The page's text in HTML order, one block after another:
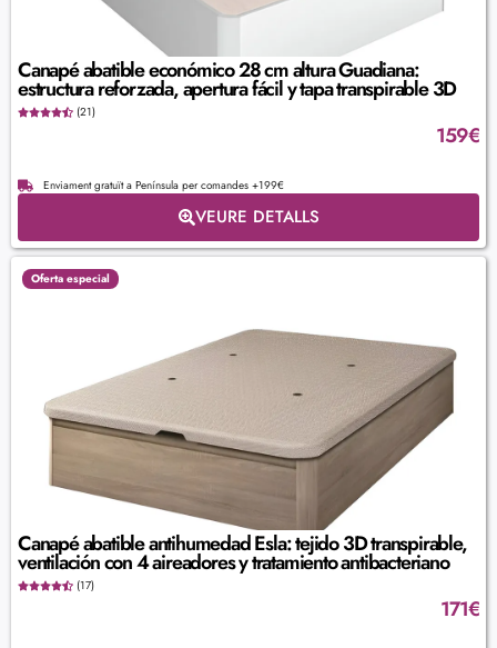
Canapé abatible económico 28 cm altura Guadiana:
estructura reforzada, apertura fácil y tapa transpirable 3D
(21)
159€
Enviament gratuït a Península per comandes +199€
VEURE DETALLS
Oferta especial
Canapé abatible antihumedad Esla: tejido 3D transpirable,
ventilación con 4 aireadores y tratamiento antibacteriano
(17)
171€